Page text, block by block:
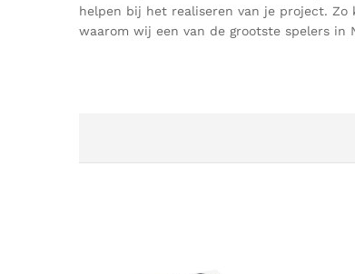
helpen bij het realiseren van je project. Zo
waarom wij een van de grootste spelers in